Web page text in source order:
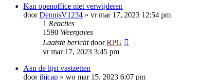
Kan openoffice niet verwijderen
doorDennisV1234 » vr mar 17, 2023 12:54 pm
1 Reacties
1590 Weergaves
Laatste berichtdoorRPG
vr mar 17, 2023 3:45 pm
Aan de lijst vastzetten
doorjhjcap » wo mar 15, 2023 6:07 pm